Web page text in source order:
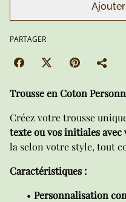
PARTAGER
Trousse en Coton
Créez votre trousse
texte ou vos initiales
la selon votre style, tout
Caractéristiques :
Personnalisation